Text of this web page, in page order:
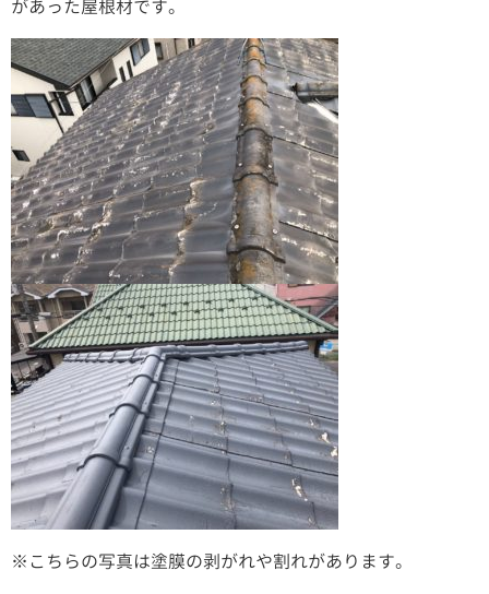
があった屋根材です。
※こちらの写真は塗膜の剥がれや割れがあります。